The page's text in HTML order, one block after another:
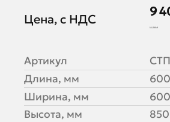
Цена, с НДС
9
11 760 ₽
Артикул
Длина, мм
600
Ширина, мм
600
Высота, мм
850